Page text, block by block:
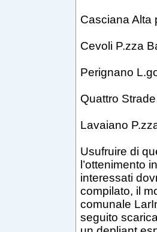
Casciana Alta
Cevoli P.zza
Perignano
Quattro
Lavaiano
Usufruire di
l’ottenimento
interessati
compilato, il
comunale
seguito